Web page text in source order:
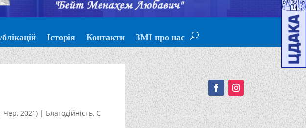
Історія Контакти ЗМІ про нас
Чер, 2021)| Благодійність, С
Подписывайтесь!